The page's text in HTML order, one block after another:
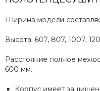
Ширина модели
Высота: 607, 807, 1007,
Расстояние полное
600
Корпус имеет